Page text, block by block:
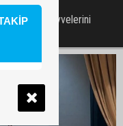
Projesi Meyvelerini